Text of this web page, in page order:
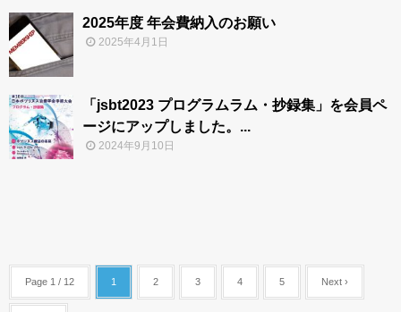
2025年度 年会費納入のお願い
2025年4月1日
「jsbt2023 プログラムラム・抄録集」を会員ペ
ージにアップしました。...
2024年9月10日
Page 1 / 12 1 2 3 4 5 Next ›